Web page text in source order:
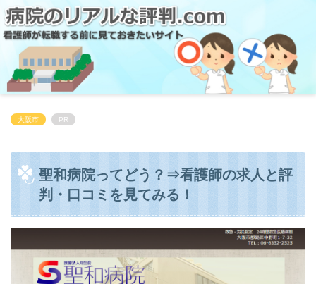
大阪市 PR
聖和病院ってどう？⇒看護師の求人と評
判・口コミを見てみる！